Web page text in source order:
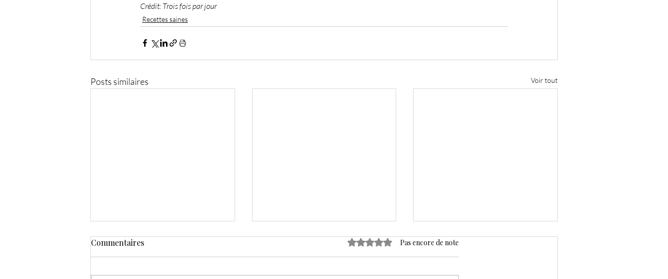
Crédit: Trois fois par jour
Recettes saines
Posts similaires Voir tout
Commentaires Noté 0 étoile sur 5.Pas encore de note